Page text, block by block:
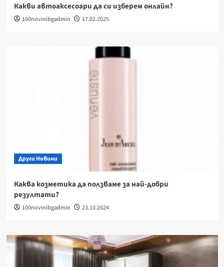
Какви автоаксесоари да си изберем онлайн?
100novinibgadmin 17.02.2025
Други Новини
Каква козметика да ползваме за най-добри
резултати?
100novinibgadmin 23.10.2024